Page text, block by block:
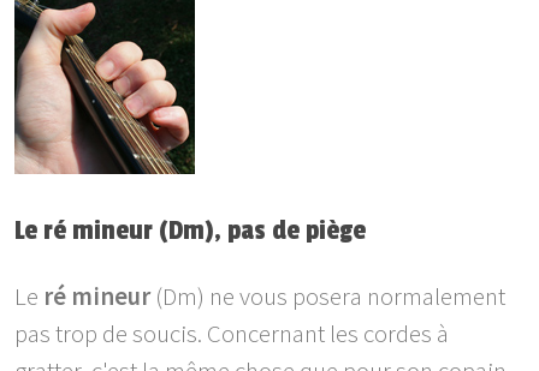
Le ré mineur (Dm), pas de piège
Le ré mineur(Dm) ne vous posera normalement
pas trop de soucis. Concernant les cordes à